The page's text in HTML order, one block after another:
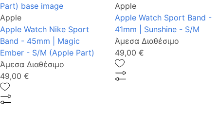
Apple
Apple Watch Nike Sport
Band - 45mm | Magic
Ember - S/M (Apple Part)
Άμεσα Διαθέσιμο
49,00 €
Apple
Apple Watch Sport Band -
41mm | Sunshine - S/M
Άμεσα Διαθέσιμο
49,00 €